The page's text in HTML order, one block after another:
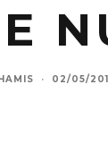
· 02/05/